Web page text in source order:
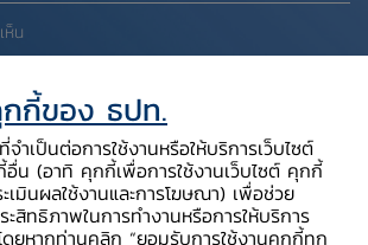
ห็น
ความลับและใช้ข้อมูลส่วนบุคคลเพื่อ
กกี้ของ ธปท.
ำเป็นต่อการใช้งานหรือให้บริการเว็บไซต์
น (อาทิ คุกกี้เพื่อการใช้งานเว็บไซต์ คุกกี้
ะเมินผลใช้งานและการโฆษณา) เพื่อช่วย
สิทธิภาพในการทำงานหรือการให้บริการ
ดยหากท่านคลิก “ยอมรับการใช้งานคุกกี้ทุก